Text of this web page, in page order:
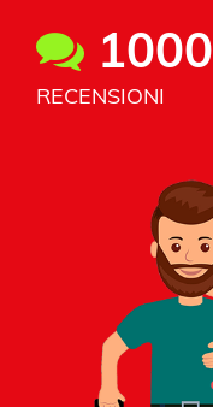
1000
RECENSIONI